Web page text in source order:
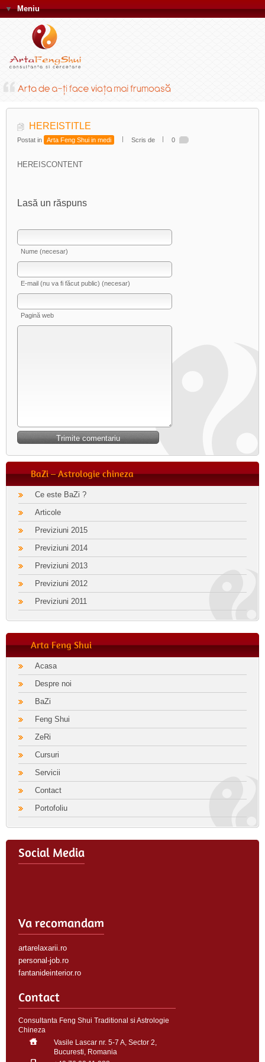
▼Meniu
HEREISTITLE
Postat in Arta Feng Shui in medi Scris de 0
HEREISCONTENT
Lasă un răspuns
Nume (necesar)
E-mail (nu va fi făcut public) (necesar)
Pagină web
BaZi – Astrologie chineza
Ce este BaZi ?
Articole
Previziuni 2015
Previziuni 2014
Previziuni 2013
Previziuni 2012
Previziuni 2011
Arta Feng Shui
Acasa
Despre noi
BaZi
Feng Shui
ZeRi
Cursuri
Servicii
Contact
Portofoliu
Social Media
Va recomandam
artarelaxarii.ro
personal-job.ro
fantanideinterior.ro
Contact
Consultanta Feng Shui Traditional si Astrologie
Chineza
Vasile Lascar nr. 5-7 A, Sector 2,
Bucuresti, Romania